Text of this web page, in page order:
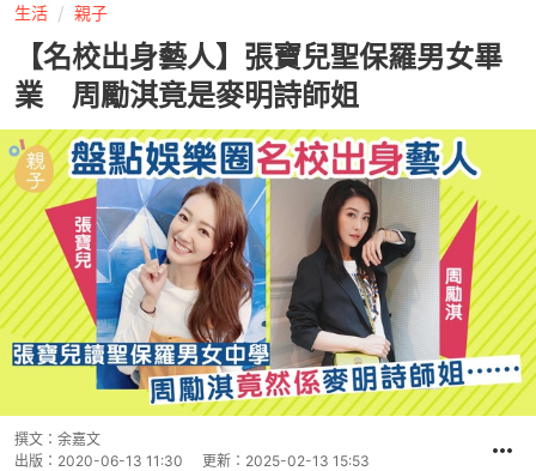
生活 親子
【名校出身藝人】張寶兒聖保羅男女畢
業 周勵淇竟是麥明詩師姐
撰文： 余嘉文
出版： 2020-06-13 11:30 更新： 2025-02-13 15:53